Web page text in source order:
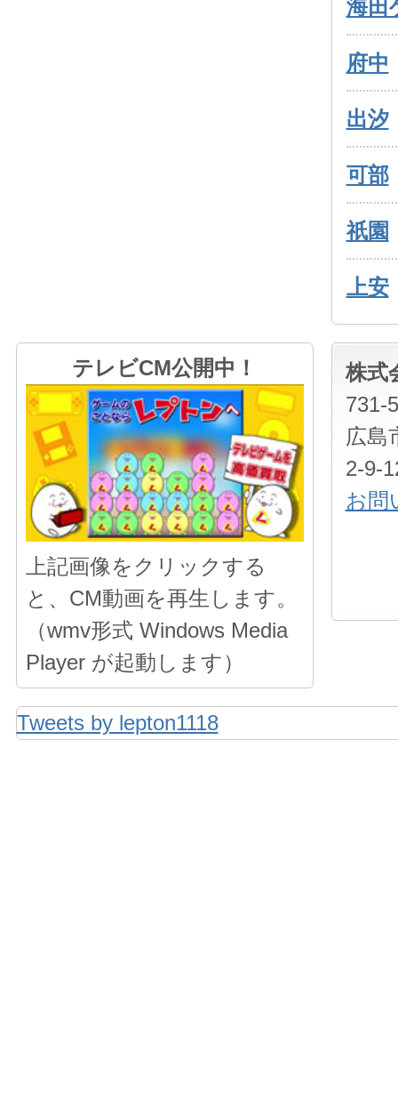
海田
府中
出汐
可部
祇園
上安
Tweets by lepton1118
テレビCM公開中！
上記画像をクリックする
と、CM動画を再生します。
（wmv形式 Windows Media
Player が起動します）
株式
731-
広島
2-9-
お問